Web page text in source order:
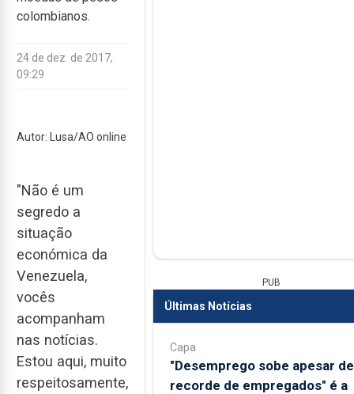
colombianos.
24 de dez. de 2017,
09:29
Autor: Lusa/AO online
"Não é um
segredo a
situação
económica da
Venezuela,
vocês
acompanham
nas notícias.
Estou aqui, muito
respeitosamente,
PUB
Últimas Notícias
Capa
"Desemprego sobe apesar de
recorde de empregados" é a